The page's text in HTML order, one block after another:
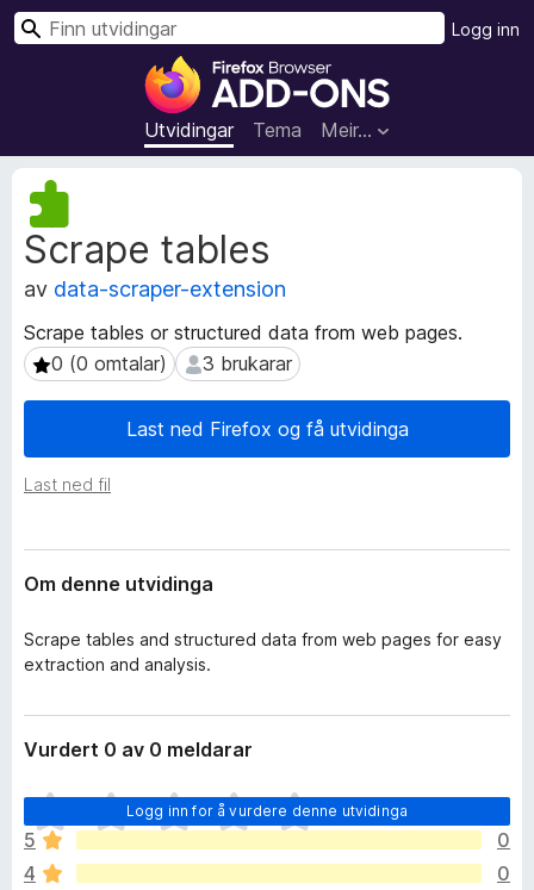
N
e
t
t
s
a
r
t
i
l
e
o
i
Utvidingar Tema Meir…
Logg inn
S
Scrape tables
av data-scraper-extension
Scrape tables or structured data from web pages.
0 (0 omtalar)
0 (0 omtalar) 3 brukarar
3 brukarar
Last ned Firefox og få utvidinga
Last ned fil
M
e
t
a
d
t
a
t
i
g
a
Om denne utvidinga
Scrape tables and structured data from web pages for easy
extraction and analysis.
Vurdert 0 av 0 meldarar
Logg inn for å vurdere denne utvidinga
I
n
g
e
5
0
4
0